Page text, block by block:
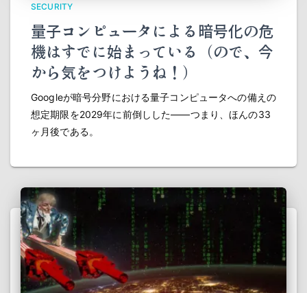
SECURITY
量子コンピュータによる暗号化の危
機はすでに始まっている（ので、今
から気をつけようね！）
Googleが暗号分野における量子コンピュータへの備えの
想定期限を2029年に前倒しした――つまり、ほんの33
ヶ月後である。